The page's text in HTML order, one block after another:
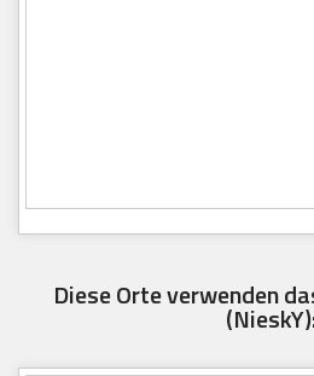
Diese Orte verwenden